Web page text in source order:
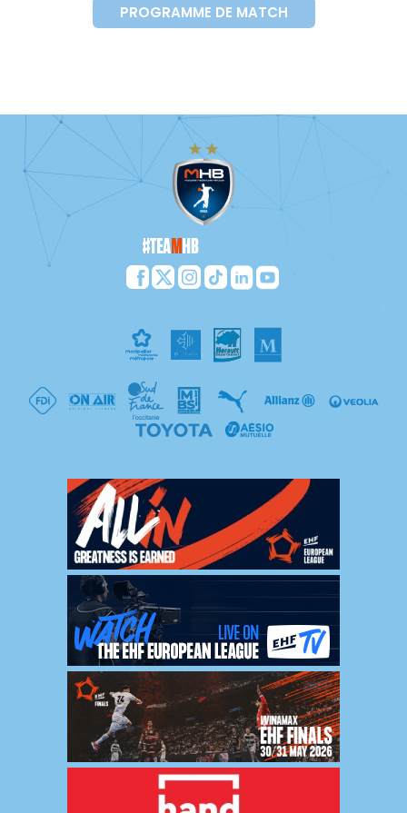
PROGRAMME DE MATCH